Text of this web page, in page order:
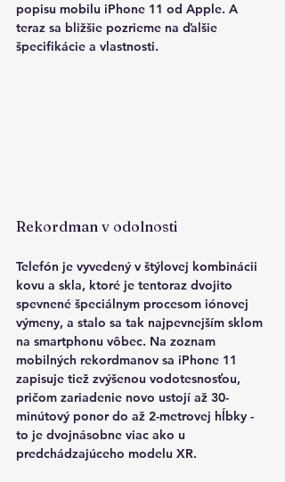
popisu mobilu iPhone 11 od Apple. A
teraz sa bližšie pozrieme na ďalšie
špecifikácie a vlastnosti.
Rekordman v odolnosti
Telefón je vyvedený v štýlovej kombinácii
kovu a skla, ktoré je tentoraz dvojito
spevnené špeciálnym procesom iónovej
výmeny, a stalo sa tak najpevnejším sklom
na smartphonu vôbec. Na zoznam
mobilných rekordmanov sa iPhone 11
zapisuje tiež zvýšenou vodotesnosťou,
pričom zariadenie novo ustojí až 30-
minútový ponor do až 2-metrovej hĺbky -
to je dvojnásobne viac ako u
predchádzajúceho modelu XR.